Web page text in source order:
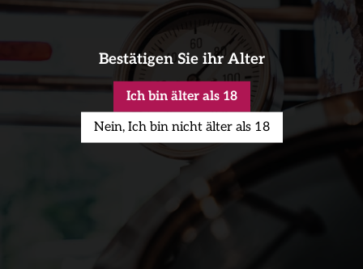
Bestätigen Sie ihr Alter
Ich bin älter als 18
Nein, Ich bin nicht älter als 18